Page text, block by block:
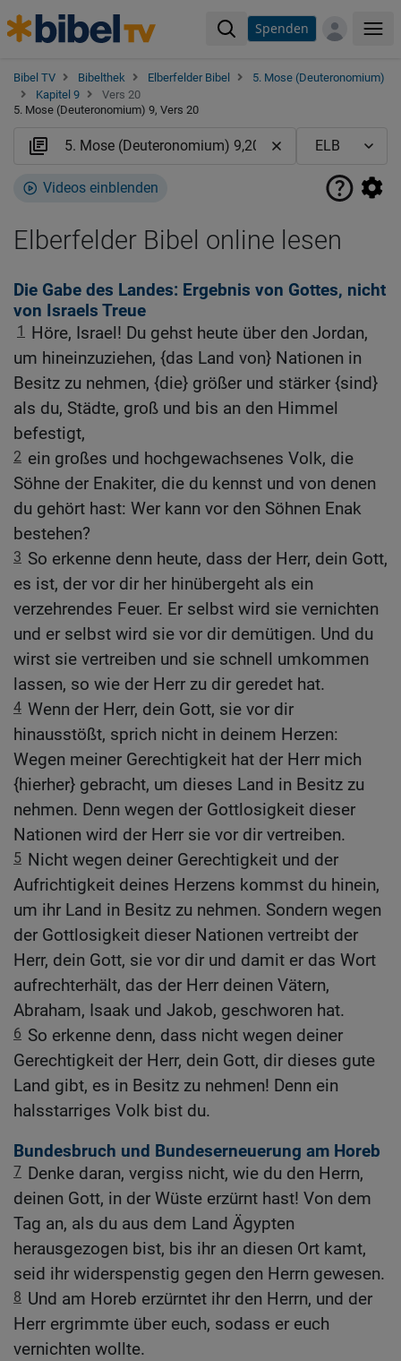
Spenden
Bibel TV Bibelthek Elberfelder Bibel
5. Mose (Deuteronomium)
Kapitel 9
Vers 20
5. Mose (Deuteronomium) 9, Vers 20
Videos einblenden
Elberfelder Bibel online lesen
Die Gabe des Landes: Ergebnis von Gottes, nicht
von Israels Treue
1
Höre, Israel! Du gehst heute über den Jordan,
um hineinzuziehen, {das Land von} Nationen in
Besitz zu nehmen, {die} größer und stärker {sind}
als du, Städte, groß und bis an den Himmel
befestigt,
2 ein großes und hochgewachsenes Volk, die
Söhne der Enakiter, die du kennst und von denen
du gehört hast: Wer kann vor den Söhnen Enak
bestehen?
3 So erkenne denn heute, dass der Herr, dein Gott,
es ist, der vor dir her hinübergeht als ein
verzehrendes Feuer. Er selbst wird sie vernichten
und er selbst wird sie vor dir demütigen. Und du
wirst sie vertreiben und sie schnell umkommen
lassen, so wie der Herr zu dir geredet hat.
4 Wenn der Herr, dein Gott, sie vor dir
hinausstößt, sprich nicht in deinem Herzen:
Wegen meiner Gerechtigkeit hat der Herr mich
{hierher} gebracht, um dieses Land in Besitz zu
nehmen. Denn wegen der Gottlosigkeit dieser
Nationen wird der Herr sie vor dir vertreiben.
5 Nicht wegen deiner Gerechtigkeit und der
Aufrichtigkeit deines Herzens kommst du hinein,
um ihr Land in Besitz zu nehmen. Sondern wegen
der Gottlosigkeit dieser Nationen vertreibt der
Herr, dein Gott, sie vor dir und damit er das Wort
aufrechterhält, das der Herr deinen Vätern,
Abraham, Isaak und Jakob, geschworen hat.
6 So erkenne denn, dass nicht wegen deiner
Gerechtigkeit der Herr, dein Gott, dir dieses gute
Land gibt, es in Besitz zu nehmen! Denn ein
halsstarriges Volk bist du.
Bundesbruch und Bundeserneuerung am Horeb
7 Denke daran, vergiss nicht, wie du den Herrn,
deinen Gott, in der Wüste erzürnt hast! Von dem
Tag an, als du aus dem Land Ägypten
herausgezogen bist, bis ihr an diesen Ort kamt,
seid ihr widerspenstig gegen den Herrn gewesen.
8 Und am Horeb erzürntet ihr den Herrn, und der
Herr ergrimmte über euch, sodass er euch
vernichten wollte.